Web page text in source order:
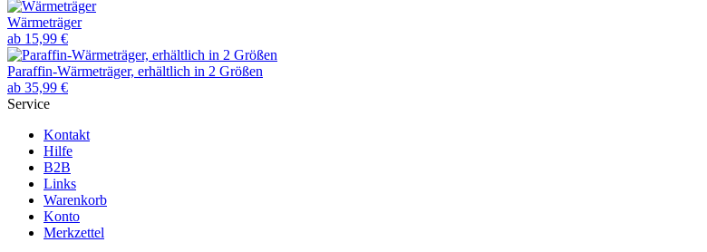
Wärmeträger
ab 15,99 €
Paraffin-Wärmeträger, erhältlich in 2 Größen
ab 35,99 €
Service
Kontakt
Hilfe
B2B
Links
Warenkorb
Konto
Merkzettel